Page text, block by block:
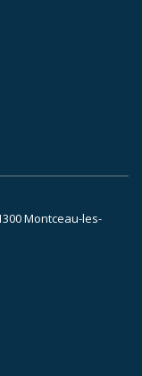
Montceau-les-